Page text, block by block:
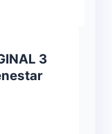
3